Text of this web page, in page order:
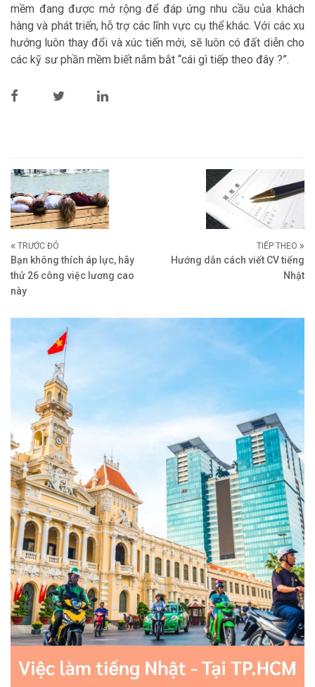
mềm đang được mở rộng để đáp ứng nhu cầu của khách
hàng và phát triển, hỗ trợ các lĩnh vực cụ thể khác. Với các xu
hướng luôn thay đổi và xúc tiến mới, sẽ luôn có đất diễn cho
các kỹ sư phần mềm biết nắm bắt “cái gì tiếp theo đây ?”.
TRƯỚC ĐÓ
Bạn không thích áp lực, hãy
thử 26 công việc lương cao
này
TIẾP THEO
Hướng dẫn cách viết CV tiếng
Nhật